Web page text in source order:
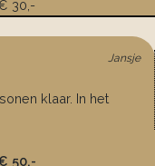
30,-
Jansje
klaar. In het
50,-